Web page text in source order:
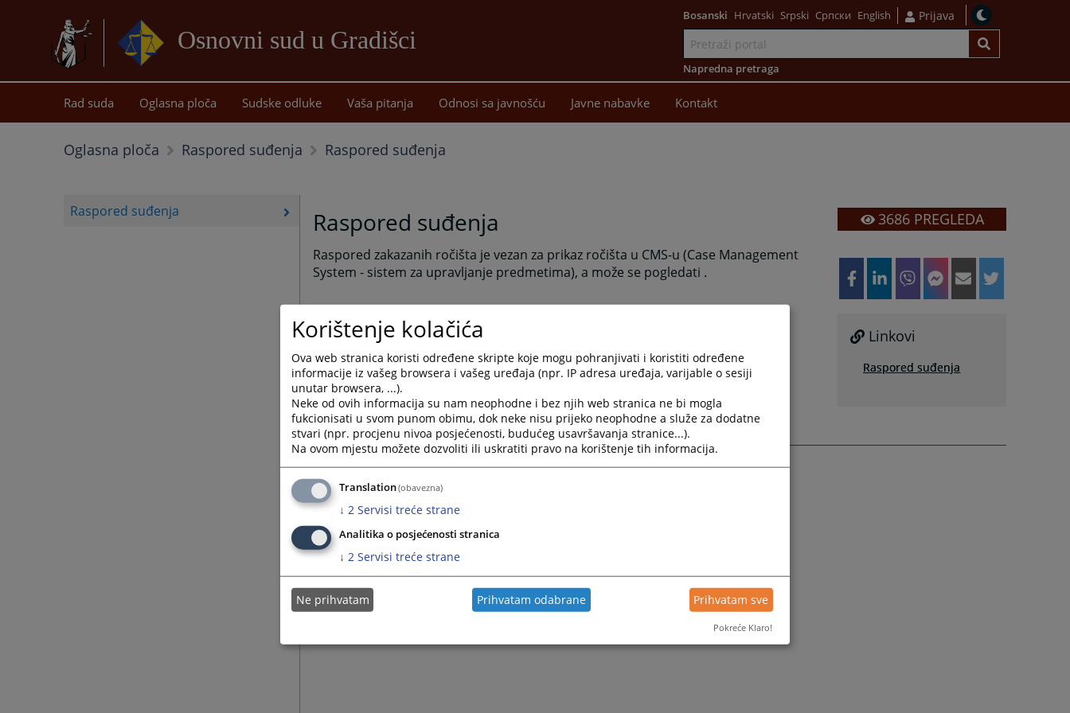
Osnovni sud u Gradišci
sadržaj
Bosanski Hrvatski Srpski Српски English Prijava
Napredna pretraga
Rad suda Oglasna ploča Sudske odluke Vaša pitanja Odnosi sa javnošću Javne nabavke Kontakt
Oglasna ploča Raspored suđenja Raspored suđenja
Raspored suđenja Raspored suđenja
Raspored zakazanih ročišta je vezan za prikaz ročišta u CMS-u (Case Management
System - sistem za upravljanje predmetima), a može se pogledati .
3686PREGLEDA
Linkovi
Raspored suđenja
Korištenje kolačića
Ova web stranica koristi određene skripte koje mogu pohranjivati i koristiti određene
informacije iz vašeg browsera i vašeg uređaja (npr. IP adresa uređaja, varijable o sesiji
unutar browsera, ...).
Neke od ovih informacija su nam neophodne i bez njih web stranica ne bi mogla
fukcionisati u svom punom obimu, dok neke nisu prijeko neophodne a služe za dodatne
stvari (npr. procjenu nivoa posjećenosti, budućeg usavršavanja stranice...).
Na ovom mjestu možete dozvoliti ili uskratiti pravo na korištenje tih informacija.
Translation(obavezna)
↓ 2 Servisi treće strane
Analitika o posjećenosti stranica
↓ 2 Servisi treće strane
Ne prihvatam Prihvatam odabrane Prihvatam sve
Pokreće Klaro!